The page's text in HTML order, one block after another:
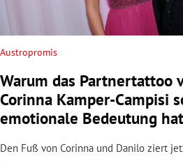
Untermenü
Untermenü
Untermenü
Untermenü
Austropromis
Warum das Partnertattoo
Corinna Kamper-Campisi
emotionale Bedeutung hat
Den Fuß von Corinna und Danilo ziert